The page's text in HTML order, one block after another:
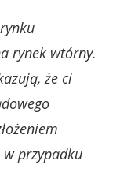
rynek wtórny.
że ci
przypadku